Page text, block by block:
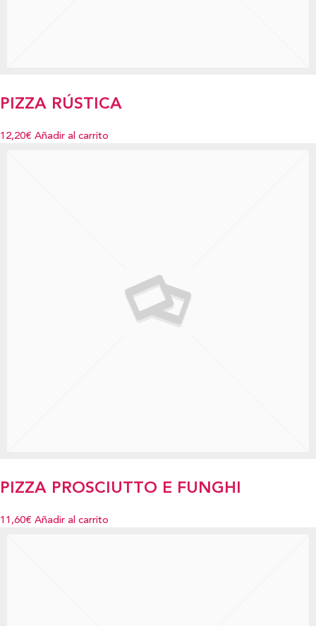
PIZZA RÚSTICA
12,20€ Añadir al carrito
PIZZA PROSCIUTTO E FUNGHI
11,60€ Añadir al carrito